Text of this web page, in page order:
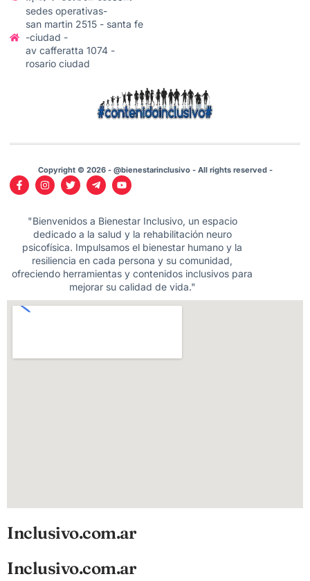
sedes operativas-
san martin 2515 - santa fe
-ciudad -
av cafferatta 1074 -
rosario ciudad
Copyright © 2026 - @bienestarinclusivo - All rights reserved -
"Bienvenidos a Bienestar Inclusivo, un espacio
dedicado a la salud y la rehabilitación neuro
psicofísica. Impulsamos el bienestar humano y la
resiliencia en cada persona y su comunidad,
ofreciendo herramientas y contenidos inclusivos para
mejorar su calidad de vida."
Inclusivo.com.ar
Inclusivo.com.ar